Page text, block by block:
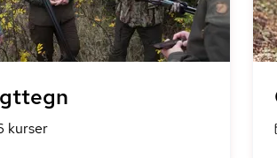
kurser